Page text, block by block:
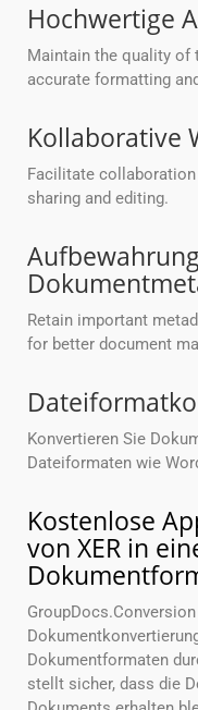
Hochwertige
Maintain the quality of
accurate formatting
Kollaborative
Facilitate
sharing and editing.
Retain important
for better document
Konvertieren Sie
Dateiformaten wie
Kostenlose
von XER in
Dokumentformaten
stellt sicher, dass die